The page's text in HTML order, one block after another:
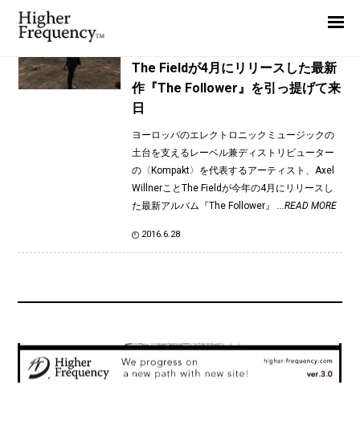
TAG: Yenvik
The Fieldが4月にリリースした最新
作『The Follower』を引っ提げて来
日
ヨーロッパのエレクトロニックミュージックの
土台を支えるレーベル兼ディストリビューター
の〈Kompakt〉を代表するアーティスト、Axel
WillnerことThe Fieldが今年の4月にリリースし
た最新アルバム『The Follower』 ...READ MORE
2016.6.28
News
Interview
Report